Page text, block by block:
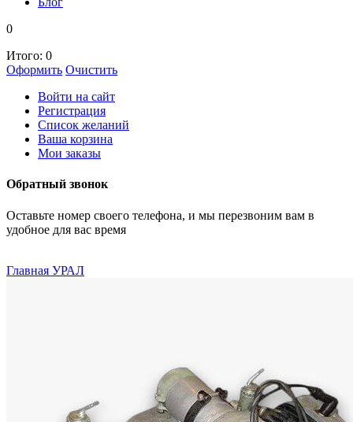
0
Итого: 0
Оформить Очистить
Войти на сайт
Регистрация
Список желаний
Ваша корзина
Мои заказы
Обратный звонок
Оставьте номер своего телефона, и мы перезвоним вам в
удобное для вас время
Главная УРАЛ